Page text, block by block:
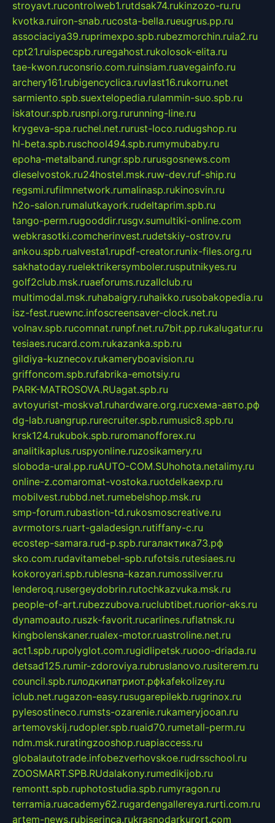
stroyavt.rucontrolweb1.rutdsak74.rukinzozo-ru.ru
kvotka.ruiron-snab.rucosta-bella.rueugrus.pp.ru
associaciya39.ruprimexpo.spb.rubezmorchin.ruia2.ru
cpt21.ruispecspb.ruregahost.rukolosok-elita.ru
tae-kwon.ruconsrio.com.ruinsiam.ruavegainfo.ru
archery161.rubigencyclica.ruvlast16.rukorru.net
sarmiento.spb.suextelopedia.rulammin-suo.spb.ru
iskatour.spb.rusnpi.org.rurunning-line.ru
krygeva-spa.ruchel.net.rurust-loco.rudugshop.ru
hl-beta.spb.ruschool494.spb.rumymubaby.ru
epoha-metalband.rungr.spb.rurusgosnews.com
dieselvostok.ru24hostel.msk.ruw-dev.ruf-ship.ru
regsmi.rufilmnetwork.rumalinasp.rukinosvin.ru
h2o-salon.rumalutkayork.rudeltaprim.spb.ru
tango-perm.rugooddir.rusgv.sumultiki-online.com
webkrasotki.comcherinvest.rudetskiy-ostrov.ru
ankou.spb.rualvesta1.rupdf-creator.runix-files.org.ru
sakhatoday.ruelektrikersymboler.rusputnikyes.ru
golf2club.msk.ruaeforums.ruzallclub.ru
multimodal.msk.ruhabaigry.ruhaikko.rusobakopedia.ru
isz-fest.ruewnc.infoscreensaver-clock.net.ru
volnav.spb.rucomnat.runpf.net.ru7bit.pp.rukalugatur.ru
tesiaes.rucard.com.rukazanka.spb.ru
gildiya-kuznecov.rukameryboavision.ru
griffoncom.spb.rufabrika-emotsiy.ru
PARK-MATROSOVA.RUagat.spb.ru
avtoyurist-moskva1.ruhardware.org.ruсхема-авто.рф
dg-lab.ruangrup.rurecruiter.spb.rumusic8.spb.ru
krsk124.rukubok.spb.ruromanofforex.ru
analitikaplus.ruspyonline.ruzosikamery.ru
sloboda-ural.pp.ruAUTO-COM.SUhohota.netalimy.ru
online-z.comaromat-vostoka.ruotdelkaexp.ru
mobilvest.rubbd.net.rumebelshop.msk.ru
smp-forum.rubastion-td.rukosmoscreative.ru
avrmotors.ruart-galadesign.rutiffany-c.ru
ecostep-samara.rud-p.spb.ruгалактика73.рф
sko.com.rudavitamebel-spb.rufotsis.rutesiaes.ru
kokoroyari.spb.rublesna-kazan.rumossilver.ru
lenderoq.rusergeydobrin.rutochkazvuka.msk.ru
people-of-art.rubezzubova.ruclubtibet.ruorior-aks.ru
dynamoauto.ruszk-favorit.rucarlines.ruflatnsk.ru
kingbolenskaner.rualex-motor.ruastroline.net.ru
act1.spb.rupolyglot.com.rugidlipetsk.ruooo-driada.ru
detsad125.rumir-zdoroviya.rubruslanovo.rusiterem.ru
council.spb.ruлодкипатриот.рфkafekolizey.ru
iclub.net.rugazon-easy.rusugarepilekb.rugrinox.ru
pylesostineco.rumsts-ozarenie.rukameryjooan.ru
artemovskij.rudopler.spb.ruaid70.rumetall-perm.ru
ndm.msk.ruratingzooshop.ruapiaccess.ru
globalautotrade.infobezverhovskoe.rudrsschool.ru
ZOOSMART.SPB.RUdalakony.rumedikijob.ru
remontt.spb.ruphotostudia.spb.rumyragon.ru
terramia.ruacademy62.rugardengallereya.rurti.com.ru
artem-news.rubiserinca.rukrasnodarkurort.com